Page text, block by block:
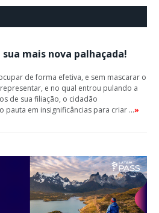
mais nova palhaçada!
de forma efetiva, e sem mascarar o
e no qual entrou pulando a
de sua filiação, o cidadão
pauta em insignificâncias para criar …»